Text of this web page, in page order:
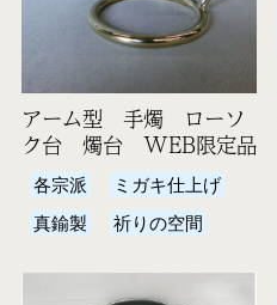
アーム型 手燭 ローソ
ク台 燭台 WEB限定品
各宗派
ミガキ仕上げ
真鍮製
祈りの空間